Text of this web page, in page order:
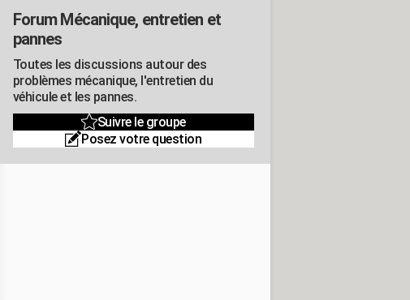
Forum Mécanique, entretien et
pannes
Toutes les discussions autour des
problèmes mécanique, l'entretien du
véhicule et les pannes.
Suivre le groupe
Posez votre question